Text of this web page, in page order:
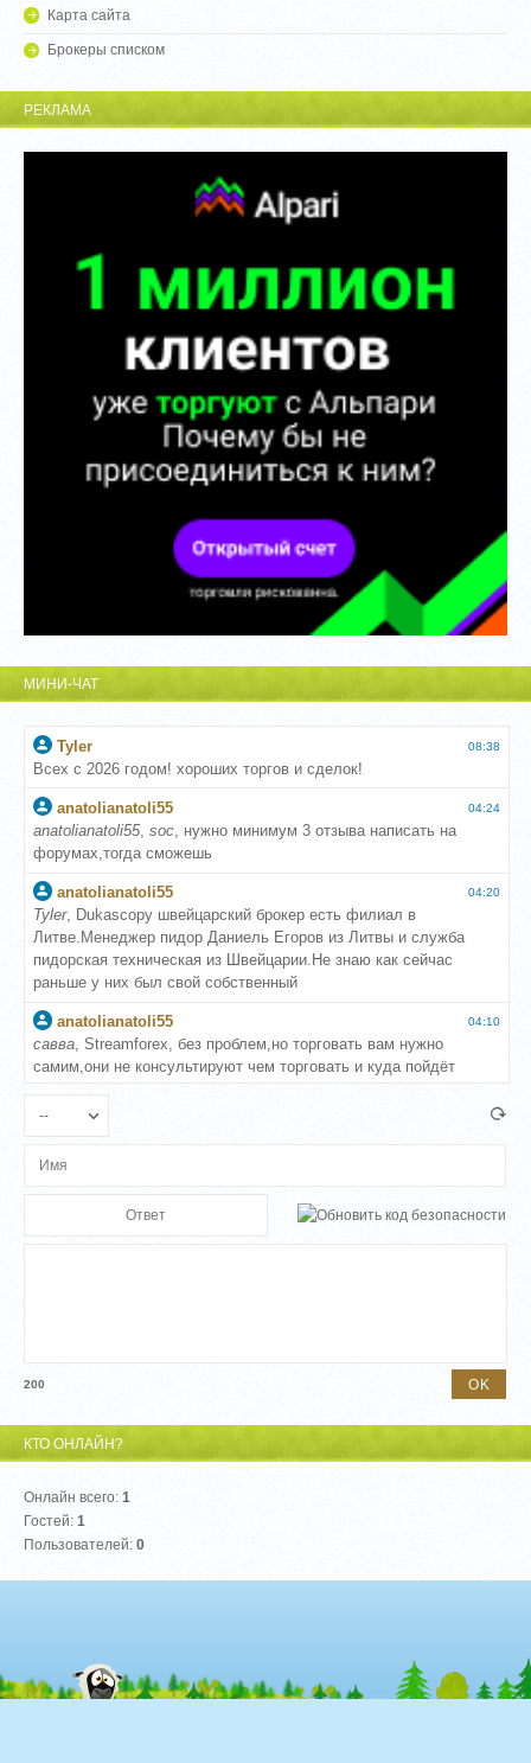
Карта сайта
Брокеры списком
РЕКЛАМА
МИНИ-ЧАТ
200
КТО ОНЛАЙН?
Онлайн всего:1
Гостей:1
Пользователей:0